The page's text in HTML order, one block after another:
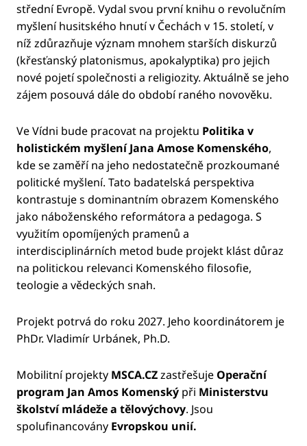
střední Evropě. Vydal svou první knihu o revolučním
myšlení husitského hnutí v Čechách v 15. století, v
níž zdůrazňuje význam mnohem starších diskurzů
(křesťanský platonismus, apokalyptika) pro jejich
nové pojetí společnosti a religiozity. Aktuálně se jeho
zájem posouvá dále do období raného novověku.
Ve Vídni bude pracovat na projektu Politika v
holistickém myšlení Jana Amose Komenského,
kde se zaměří na jeho nedostatečně prozkoumané
politické myšlení. Tato badatelská perspektiva
kontrastuje s dominantním obrazem Komenského
jako náboženského reformátora a pedagoga. S
využitím opomíjených pramenů a
interdisciplinárních metod bude projekt klást důraz
na politickou relevanci Komenského filosofie,
teologie a vědeckých snah.
Projekt potrvá do roku 2027. Jeho koordinátorem je
PhDr. Vladimír Urbánek, Ph.D.
Mobilitní projekty MSCA.CZzastřešuje Operační
program Jan Amos Komenský při Ministerstvu
školství mládeže a tělovýchovy. Jsou
spolufinancovány Evropskou unií.